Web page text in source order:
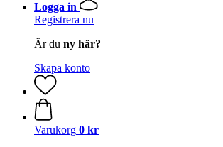
Logga in
Registrera nu
Är du ny här?
Skapa konto
Varukorg 0 kr